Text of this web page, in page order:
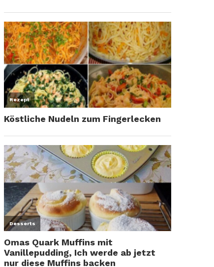
Bulgursalat
Hähnchen Salat – Müsst
unbedingt nachmachen